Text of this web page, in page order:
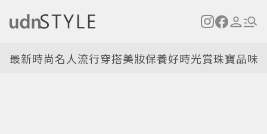
最新時尚名人流行穿搭美妝保養好時光賞珠寶品味